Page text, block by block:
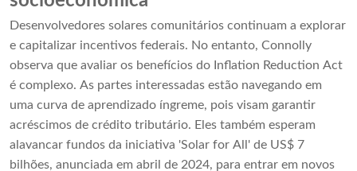
Desenvolvedores solares comunitários continuam a explorar
e capitalizar incentivos federais. No entanto, Connolly
observa que avaliar os benefícios do Inflation Reduction Act
é complexo. As partes interessadas estão navegando em
uma curva de aprendizado íngreme, pois visam garantir
acréscimos de crédito tributário. Eles também esperam
alavancar fundos da iniciativa 'Solar for All' de US$ 7
bilhões, anunciada em abril de 2024, para entrar em novos